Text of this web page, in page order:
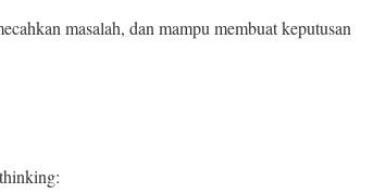
masalah, dan mampu membuat keputusan